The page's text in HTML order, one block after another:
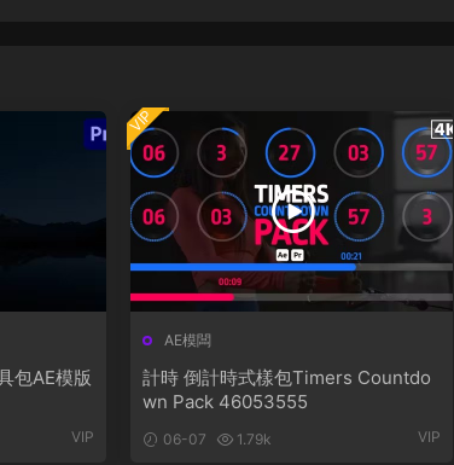
包AE模版
VIP
AE模闆
計時 倒計時式樣包Timers Countdo
wn Pack 46053555
06-07 1.79k VIP
VIP